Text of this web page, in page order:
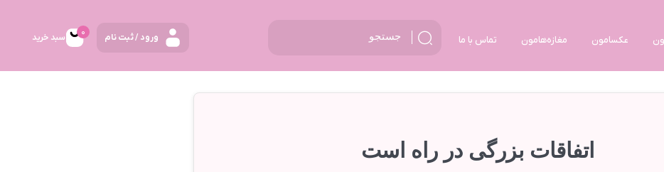
عکسامون مغازه‌هامون تماس با ما ورود / ثبت نام 0 سبد خرید
اتفاقات بزرگی در راه است